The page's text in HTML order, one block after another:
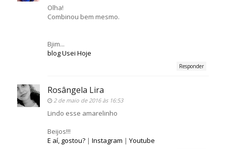
Olha!
Combinou bem mesmo.
Bjim...
blog Usei Hoje
Responder
Rosângela Lira
2 de maio de 2016 às 16:53
Lindo esse amarelinho
Beijos!!!
E aí, gostou?| Instagram | Youtube